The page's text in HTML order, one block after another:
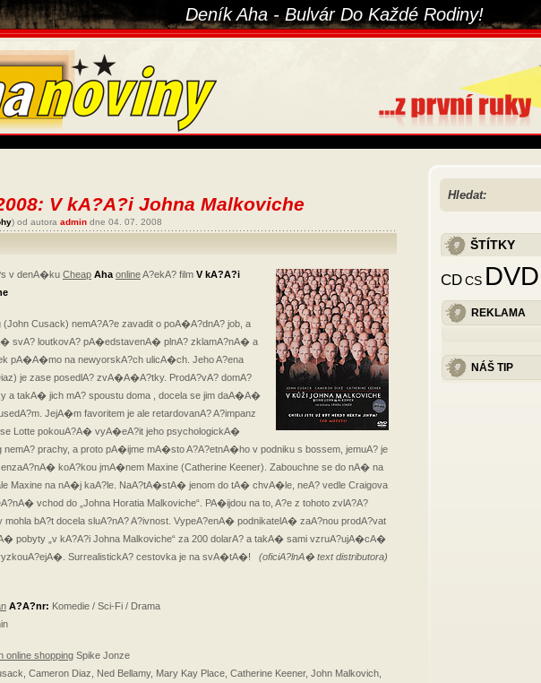
Deník Aha - Bulvár Do Každé Rodiny!
V kA?A?i Johna Malkoviche
) od autora admin dne 04. 07. 2008
v denA�ku Cheap Aha onlineA?ekA? film V kA?A?i
Cusack) nemA?A?e zavadit o poA�A?dnA? job, a
svA? loutkovA? pA�edstavenA� plnA? zklamA?nA� a
pA�A�mo na newyorskA?ch ulicA�ch. Jeho A?ena
je zase posedlA? zvA�A�A?tky. ProdA?vA? domA?
a takA� jich mA? spoustu doma , docela se jim daA�A�
JejA�m favoritem je ale retardovanA? A?impanz
Lotte pokouA?A� vyA�eA?it jeho psychologickA�
nemA? prachy, a proto pA�ijme mA�sto A?A?etnA�ho v podniku s bossem, jemuA? je
koA?kou jmA�nem Maxine (Catherine Keener). Zabouchne se do nA� na
Maxine na nA�j kaA?le. NaA?tA�stA� jenom do tA� chvA�le, neA? vedle Craigova
vchod do „Johna Horatia Malkoviche“. PA�ijdou na to, A?e z tohoto zvlA?A?
bA?t docela sluA?nA? A?ivnost. VypeA?enA� podnikatelA� zaA?nou prodA?vat
pobyty „v kA?A?i Johna Malkoviche“ za 200 dolarA? a takA� sami vzruA?ujA�cA�
SurrealistickA? cestovka je na svA�tA�! (oficiA?lnA� text distributora)
A?A?nr: Komedie / Sci-Fi / Drama
online shopping Spike Jonze
Cameron Diaz, Ned Bellamy, Mary Kay Place, Catherine Keener, John Malkovich,
Hledat:
ŠTÍTKY
CD CS DVD
REKLAMA
NÁŠ TIP